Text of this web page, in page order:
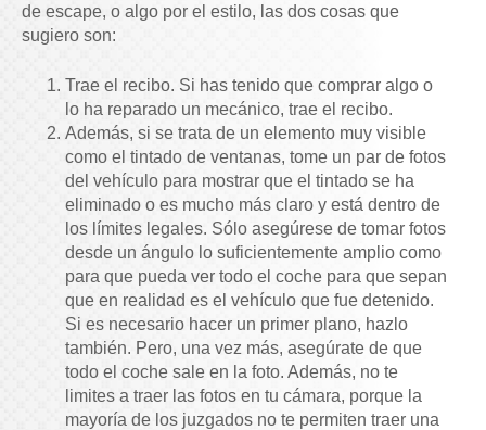
de escape, o algo por el estilo, las dos cosas que
sugiero son:
Trae el recibo. Si has tenido que comprar algo o
lo ha reparado un mecánico, trae el recibo.
Además, si se trata de un elemento muy visible
como el tintado de ventanas, tome un par de fotos
del vehículo para mostrar que el tintado se ha
eliminado o es mucho más claro y está dentro de
los límites legales. Sólo asegúrese de tomar fotos
desde un ángulo lo suficientemente amplio como
para que pueda ver todo el coche para que sepan
que en realidad es el vehículo que fue detenido.
Si es necesario hacer un primer plano, hazlo
también. Pero, una vez más, asegúrate de que
todo el coche sale en la foto. Además, no te
limites a traer las fotos en tu cámara, porque la
mayoría de los juzgados no te permiten traer una